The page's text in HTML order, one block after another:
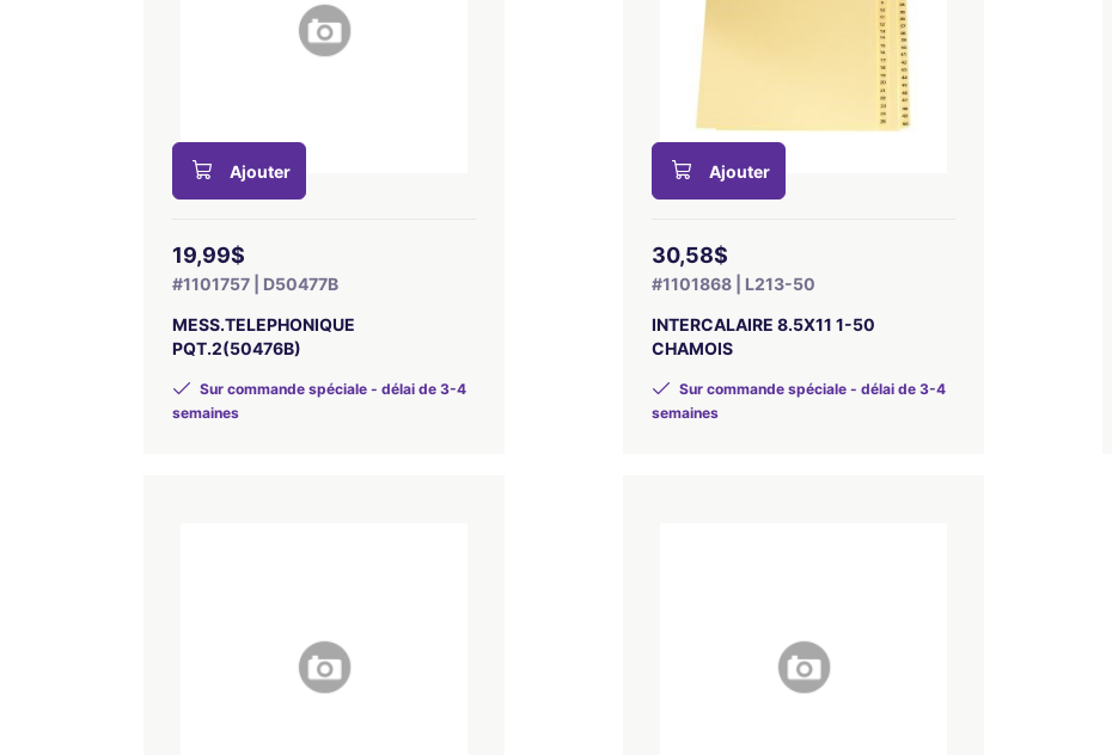
Ajouter
19,99$
#1101757 | D50477B
MESS.TELEPHONIQUE
PQT.2(50476B)
Sur commande spéciale - délai de 3-4
semaines
Ajouter
30,58$
#1101868 | L213-50
INTERCALAIRE 8.5X11 1-50
CHAMOIS
Sur commande spéciale - délai de 3-4
semaines